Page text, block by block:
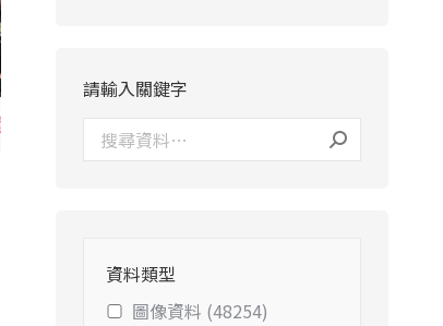
請輸入關鍵字
資料類型
圖像資料 (48254)